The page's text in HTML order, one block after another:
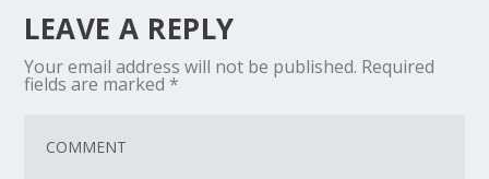
LEAVE A REPLY
Your email address will not be published. Required
fields are marked *